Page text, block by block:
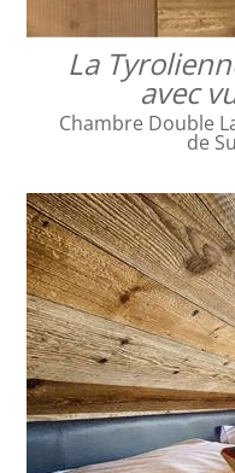
La
avec
Chambre Double
de